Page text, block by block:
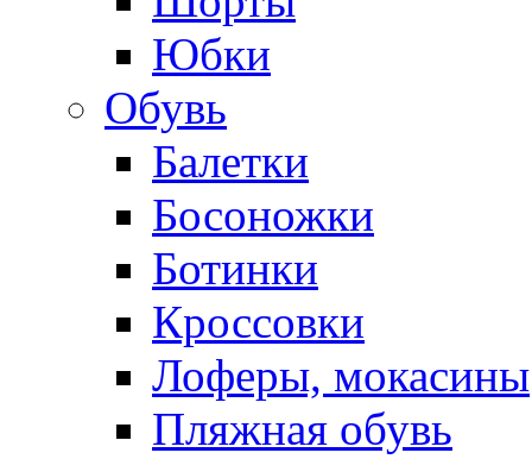
Юбки
Обувь
Балетки
Босоножки
Ботинки
Кроссовки
Лоферы, мокасины
Пляжная обувь